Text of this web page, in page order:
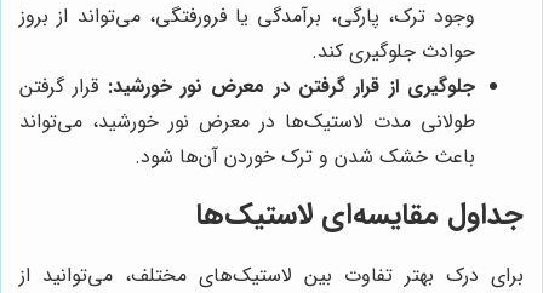
وجود ترک، پارگی، برآمدگی یا فرورفتگی، می‌تواند از بروز
حوادث جلوگیری کند.
جلوگیری از قرار گرفتن در معرض نور خورشید: قرار گرفتن
طولانی مدت لاستیک‌ها در معرض نور خورشید، می‌تواند
باعث خشک شدن و ترک خوردن آن‌ها شود.
جداول مقایسه‌ای لاستیک‌ها
برای درک بهتر تفاوت بین لاستیک‌های مختلف، می‌توانید از